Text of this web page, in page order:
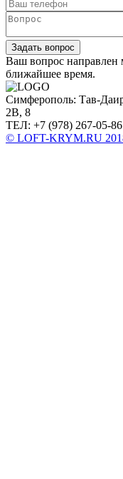
Задать вопрос
Ваш вопрос направлен
ближайшее время.
Симферополь: Тав-
2В, 8
ТЕЛ: +7 (978) 267-05-86
© LOFT-KRYM.RU